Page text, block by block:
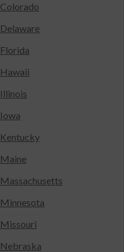
Colorado
Delaware
Florida
Hawaii
Illinois
Iowa
Kentucky
Maine
Massachusetts
Minnesota
Missouri
Nebraska